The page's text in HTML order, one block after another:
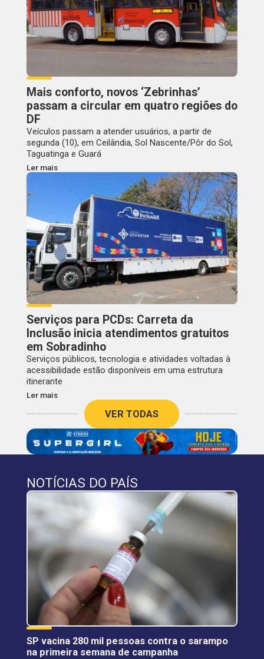
Mais conforto, novos ‘Zebrinhas’
passam a circular em quatro regiões do
DF
Veículos passam a atender usuários, a partir de
segunda (10), em Ceilândia, Sol Nascente/Pôr do Sol,
Taguatinga e Guará
Ler mais
Serviços para PCDs: Carreta da
Inclusão inicia atendimentos gratuitos
em Sobradinho
Serviços públicos, tecnologia e atividades voltadas à
acessibilidade estão disponíveis em uma estrutura
itinerante
Ler mais
VER TODAS
NOTÍCIAS DO PAÍS
SP vacina 280 mil pessoas contra o sarampo
na primeira semana de campanha